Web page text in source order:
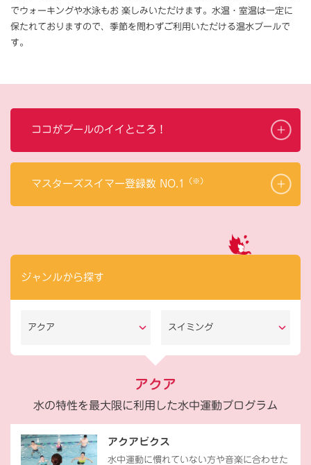
でウォーキングや水泳もお 楽しみいただけます。水温・室温は一定に
保たれておりますので、季節を問わずご利用いただける温水プールで
す。
ココがプールのイイところ！
マスターズスイマー登録数 NO.1 （※）
ジャンルから探す
アクア スイミング
アクア
水の特性を最大限に利用した水中運動プログラム
アクアビクス
水中運動に慣れていない方や音楽に合わせた